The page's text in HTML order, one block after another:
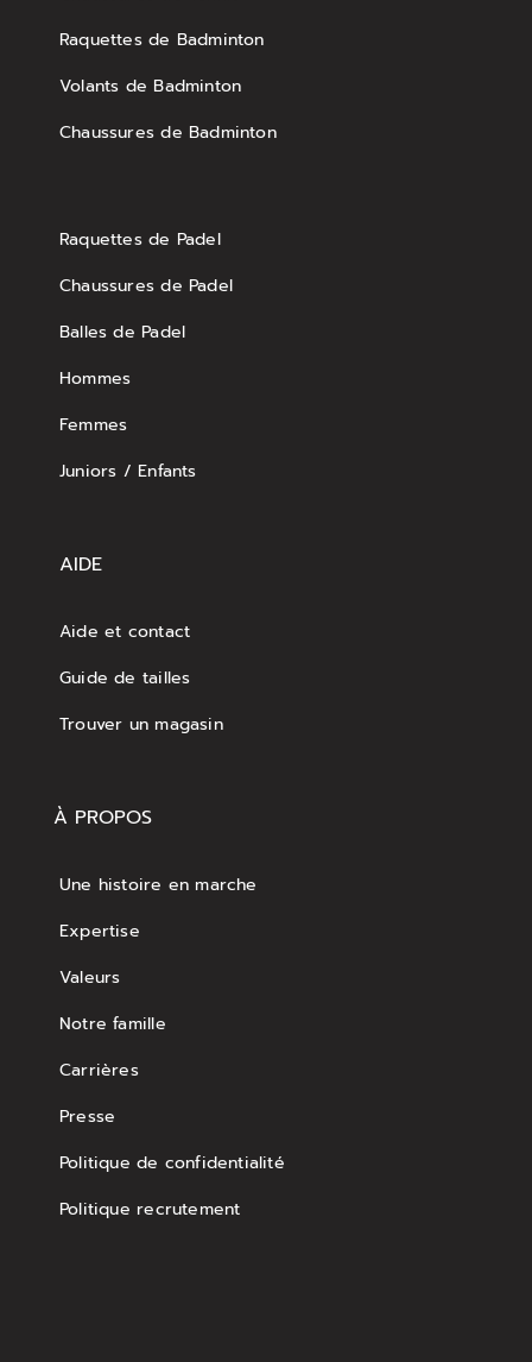
Raquettes de Badminton
Volants de Badminton
Chaussures de Badminton
Raquettes de Padel
Chaussures de Padel
Balles de Padel
Hommes
Femmes
Juniors / Enfants
AIDE
Aide et contact
Guide de tailles
Trouver un magasin
À PROPOS
Une histoire en marche
Expertise
Valeurs
Notre famille
Carrières
Presse
Politique de confidentialité
Politique recrutement